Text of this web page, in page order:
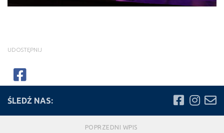
UDOSTĘPNIJ
ŚLEDŹ NAS:
POPRZEDNI WPIS